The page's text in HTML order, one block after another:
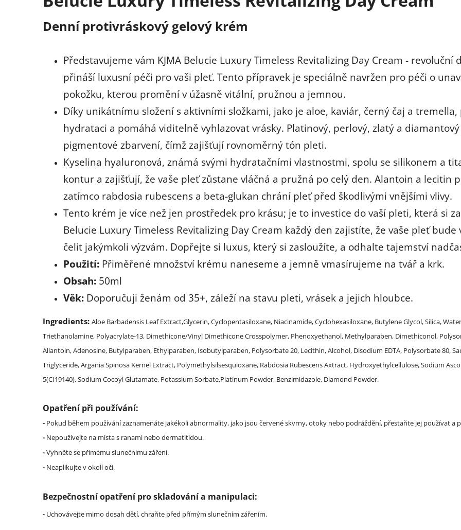
Denní protivráskový gelový krém
Představujeme vám KJMA Belucie Luxury Timeless Revitalizing Day Cream -
přináší luxusní péči pro vaši pleť. Tento přípravek je speciálně navržen pro péči o
pokožku, kterou promění v úžasně vitální, pružnou a jemnou.
Díky unikátnímu složení s aktivními složkami, jako je aloe, kaviár, černý čaj a
hydrataci a pomáhá viditelně vyhlazovat vrásky. Platinový, perlový, zlatý a
pigmentové zbarvení, čímž zajišťují rovnoměrný tón pleti.
Kyselina hyaluronová, známá svými hydratačními vlastnostmi, spolu se silikonem a
kontur a zajišťují, že vaše pleť zůstane vláčná a pružná po celý den. Alantoin a lecitin
zatímco rabdosia rubescens a beta-glukan chrání pleť před škodlivými vnějšími vlivy.
Tento krém je více než jen prostředek pro krásu; je to investice do vaší pleti, která si
Belucie Luxury Timeless Revitalizing Day Cream každý den zajistíte, že vaše pleť
čelit jakýmkoli výzvám. Dopřejte si luxus, který si zasloužíte, a odhalte tajemství
Použití: Přiměřené množství krému naneseme a jemně vmasírujeme na tvář a krk.
Obsah: 50ml
Věk: Doporučuji ženám od 35+, záleží na stavu pleti, vrásek a jejich hloubce.
Ingredients: Aloe Barbadensis Leaf Extract,Glycerin, Cyclopentasiloxane, Niacinamide, Cyclohexasiloxane, Butylene Glycol, Silica,
Triethanolamine, Polyacrylate-13, Dimethicone/Vinyl Dimethicone Crosspolymer, Phenoxyethanol, Methylparaben, Dimethiconol,
Allantoin, Adenosine, Butylparaben, Ethylparaben, Isobutylparaben, Polysorbate 20, Lecithin, Alcohol, Disodium EDTA, Polysorbate 80,
Triglyceride, Argania Spinosa Kernel Extract, Polymethylsilsesquioxane, Rabdosia Rubescens Axtract, Hydroxyethylcellulose, Sodium
5(CI19140), Sodium Cocoyl Glutamate, Potassium Sorbate,Platinum Powder, Benzimidazole, Diamond Powder.
Opatření při používání:
- Pokud během používání zaznamenáte jakékoli abnormality, jako jsou červené skvrny, otoky nebo podráždění, přestaňte jej používat a
- Nepoužívejte na místa s ranami nebo dermatitidou.
-Vyhněte se přímému slunečnímu záření.
- Neaplikujte v okolí očí.
Bezpečnostní opatření pro skladování a manipulaci:
- Uchovávejte mimo dosah dětí, chraňte před přímým slunečním zářením.